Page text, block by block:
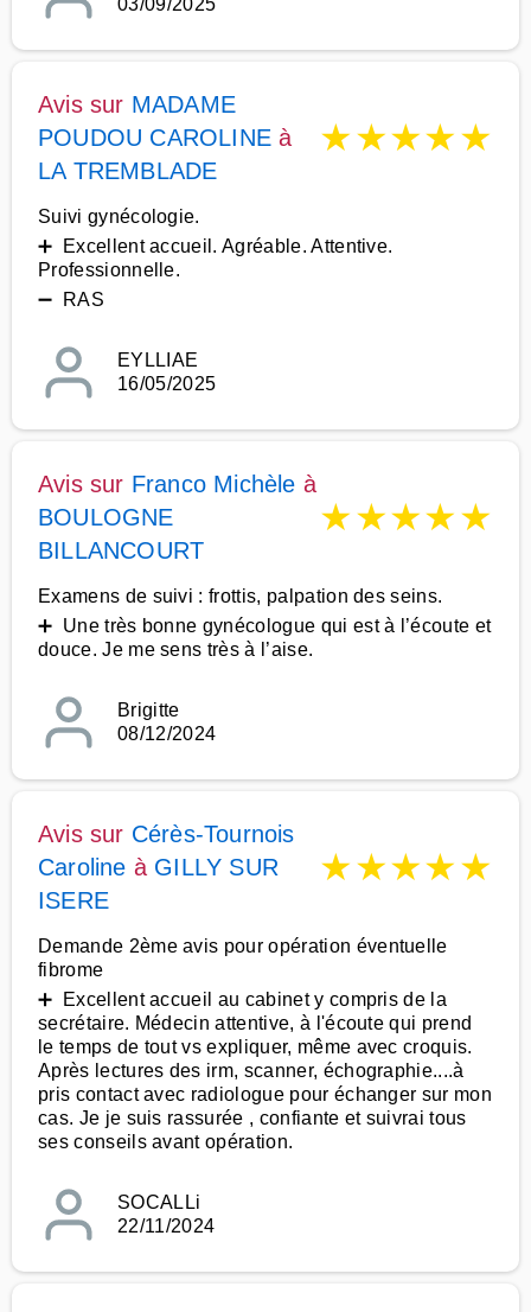
03/09/2025
Avis sur MADAME
POUDOU CAROLINE à
LA TREMBLADE
★★★★★
Suivi gynécologie.
➕ Excellent accueil. Agréable. Attentive.
Professionnelle.
➖ RAS
EYLLIAE
16/05/2025
Avis sur Franco Michèle à
BOULOGNE
BILLANCOURT
★★★★★
Examens de suivi : frottis, palpation des seins.
➕ Une très bonne gynécologue qui est à l’écoute et
douce. Je me sens très à l’aise.
Brigitte
08/12/2024
Avis sur Cérès-Tournois
Caroline à GILLY SUR
ISERE
★★★★★
Demande 2ème avis pour opération éventuelle
fibrome
➕ Excellent accueil au cabinet y compris de la
secrétaire. Médecin attentive, à l'écoute qui prend
le temps de tout vs expliquer, même avec croquis.
Après lectures des irm, scanner, échographie....à
pris contact avec radiologue pour échanger sur mon
cas. Je je suis rassurée , confiante et suivrai tous
ses conseils avant opération.
SOCALLi
22/11/2024